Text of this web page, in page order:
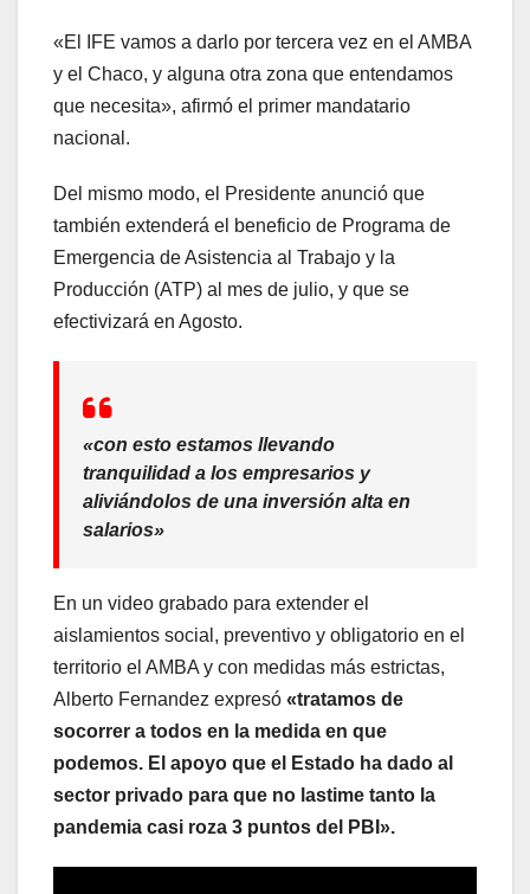
«El IFE vamos a darlo por tercera vez en el AMBA
y el Chaco, y alguna otra zona que entendamos
que necesita», afirmó el primer mandatario
nacional.
Del mismo modo, el Presidente anunció que
también extenderá el beneficio de Programa de
Emergencia de Asistencia al Trabajo y la
Producción (ATP) al mes de julio, y que se
efectivizará en Agosto.
«con esto estamos llevando
tranquilidad a los empresarios y
aliviándolos de una inversión alta en
salarios»
En un video grabado para extender el
aislamientos social, preventivo y obligatorio en el
territorio el AMBA y con medidas más estrictas,
Alberto Fernandez expresó «tratamos de
socorrer a todos en la medida en que
podemos. El apoyo que el Estado ha dado al
sector privado para que no lastime tanto la
pandemia casi roza 3 puntos del PBI».